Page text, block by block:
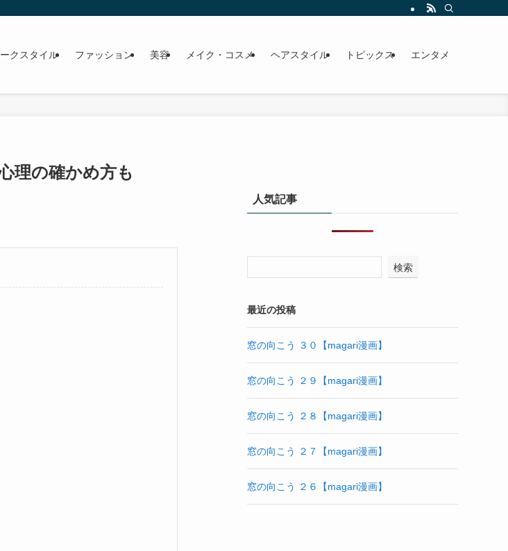
クスタイル ファッション 美容 メイク・コスメ ヘアスタイル トピックス エンタメ
理の確かめ方も
人気記事
検索
最近の投稿
窓の向こう ３０【magari漫画】
窓の向こう ２９【magari漫画】
窓の向こう ２８【magari漫画】
窓の向こう ２７【magari漫画】
窓の向こう ２６【magari漫画】